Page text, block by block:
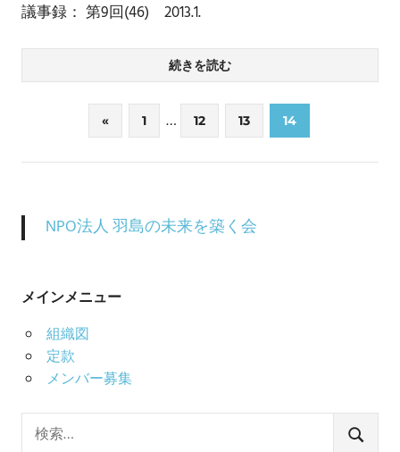
議事録： 第9回(46) 2013.1.
続きを読む
稿
ペ
送
«前
の
記
1 … 12 13 14
NPO法人 羽島の未来を築く会
メインメニュー
組織図
定款
メンバー募集
索:
検